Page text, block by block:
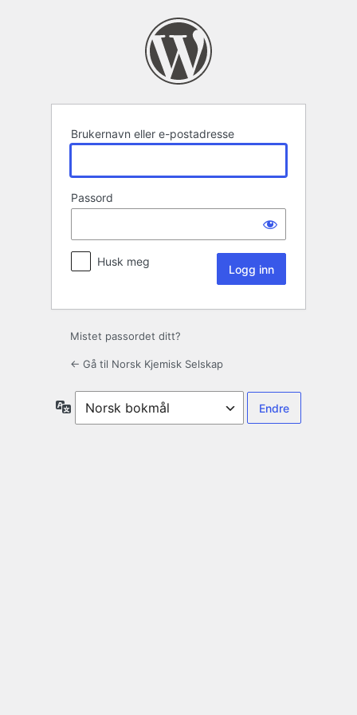
Brukernavn eller e-postadresse
Passord
Husk meg
Mistet passordet ditt?
← Gå til Norsk Kjemisk Selskap
Språk